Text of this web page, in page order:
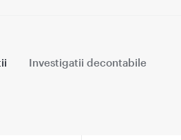
Investigatii decontabile